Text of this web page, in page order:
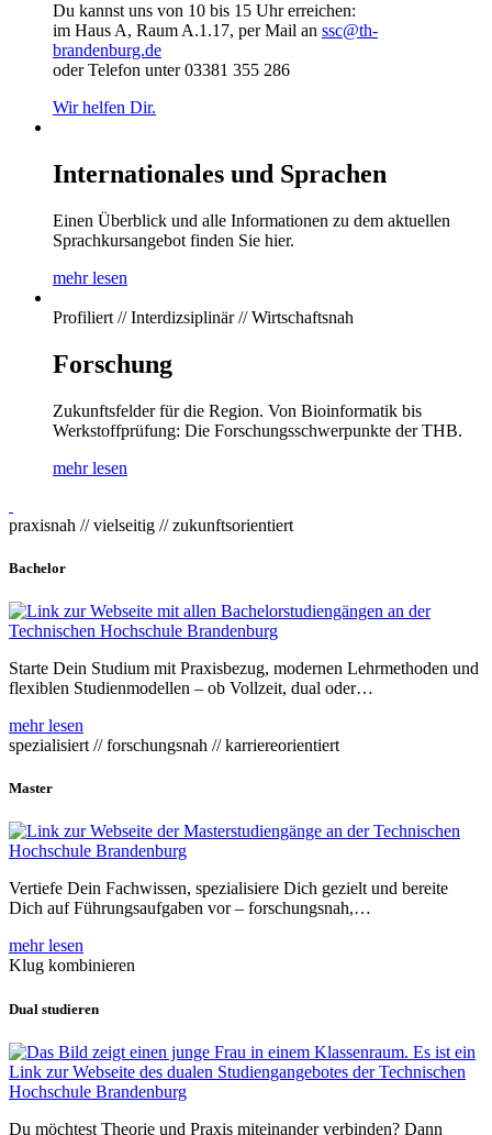
Du kannst uns von 10 bis 15 Uhr erreichen:
im Haus A, Raum A.1.17, per Mail an ssc@th-
brandenburg.de
oder Telefon unter 03381 355 286
Wir helfen Dir.
Internationales und Sprachen
Einen Überblick und alle Informationen zu dem aktuellen
Sprachkursangebot finden Sie hier.
mehr lesen
Profiliert // Interdizsiplinär // Wirtschaftsnah
Forschung
Zukunftsfelder für die Region. Von Bioinformatik bis
Werkstoffprüfung: Die Forschungsschwerpunkte der THB.
mehr lesen
praxisnah // vielseitig // zukunftsorientiert
Bachelor
Starte Dein Studium mit Praxisbezug, modernen Lehrmethoden und
flexiblen Studienmodellen – ob Vollzeit, dual oder…
mehr lesen
spezialisiert // forschungsnah // karriereorientiert
Master
Vertiefe Dein Fachwissen, spezialisiere Dich gezielt und bereite
Dich auf Führungsaufgaben vor – forschungsnah,…
mehr lesen
Klug kombinieren
Dual studieren
Du möchtest Theorie und Praxis miteinander verbinden? Dann